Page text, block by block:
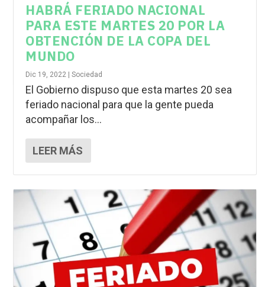
HABRÁ FERIADO NACIONAL
PARA ESTE MARTES 20 POR LA
OBTENCIÓN DE LA COPA DEL
MUNDO
Dic 19, 2022 |Sociedad
El Gobierno dispuso que esta martes 20 sea
feriado nacional para que la gente pueda
acompañar los...
LEER MÁS